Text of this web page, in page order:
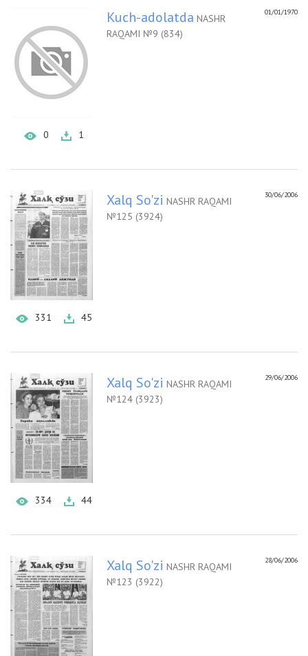
0 1
01/01/1970
Kuch-adolatda NASHR
RAQAMI №9 (834)
331 45
30/06/2006
Xalq So'zi NASHR RAQAMI
№125 (3924)
334 44
29/06/2006
Xalq So'zi NASHR RAQAMI
№124 (3923)
28/06/2006
Xalq So'zi NASHR RAQAMI
№123 (3922)